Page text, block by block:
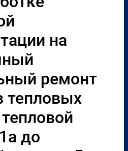
на
ремонт
тепловых
до